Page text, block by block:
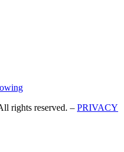
rights reserved. – PRIVACY